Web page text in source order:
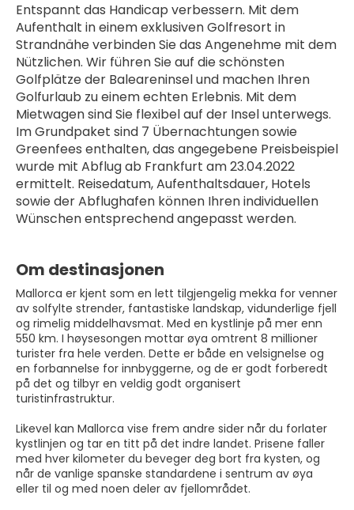
Entspannt das Handicap verbessern. Mit dem
Aufenthalt in einem exklusiven Golfresort in
Strandnähe verbinden Sie das Angenehme mit dem
Nützlichen. Wir führen Sie auf die schönsten
Golfplätze der Baleareninsel und machen Ihren
Golfurlaub zu einem echten Erlebnis. Mit dem
Mietwagen sind Sie flexibel auf der Insel unterwegs.
Im Grundpaket sind 7 Übernachtungen sowie
Greenfees enthalten, das angegebene Preisbeispiel
wurde mit Abflug ab Frankfurt am 23.04.2022
ermittelt. Reisedatum, Aufenthaltsdauer, Hotels
sowie der Abflughafen können Ihren individuellen
Wünschen entsprechend angepasst werden.
Om destinasjonen
Mallorca er kjent som en lett tilgjengelig mekka for venner
av solfylte strender, fantastiske landskap, vidunderlige fjell
og rimelig middelhavsmat. Med en kystlinje på mer enn
550 km. I høysesongen mottar øya omtrent 8 millioner
turister fra hele verden. Dette er både en velsignelse og
en forbannelse for innbyggerne, og de er godt forberedt
på det og tilbyr en veldig godt organisert
turistinfrastruktur.
Likevel kan Mallorca vise frem andre sider når du forlater
kystlinjen og tar en titt på det indre landet. Prisene faller
med hver kilometer du beveger deg bort fra kysten, og
når de vanlige spanske standardene i sentrum av øya
eller til og med noen deler av fjellområdet.